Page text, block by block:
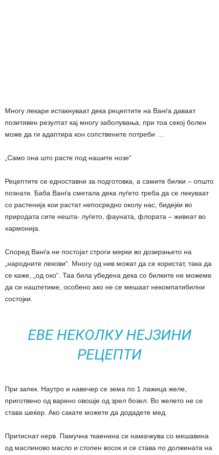
Многу лекари истакнуваат дека рецептите на Ванѓа даваат
позитивен резултат кај многу заболувања, при тоа секој болен
може да ги адаптира кон сопствените потреби …
„Само она што расте под нашите нозе“
Рецептите се едноставни за подготовка, а самите билки – општо
познати. Баба Ванѓа сметала дека луѓето треба да се лекуваат
со растенија кои растат непосредно околу нас, бидејќи во
природата сите нешта- луѓето, фауната, флората – живеат во
хармонија.
Според Ванѓа не постојат строги мерки во дозирањето на
„народните лекови“. Многу од нив можат да се користат, така да
се каже, „од око“. Таа била убедена дека со билките не можеме
да си наштетиме, особено ако не се мешаат некомпатибилни
состојки.
ЕВЕ НЕКОЛКУ НЕЈЗИНИ
РЕЦЕПТИ
При запек. Наутро и навечер се зема по 1 лажица желе,
приготвено од варено овошје од зрел бозел. Во желето не се
става шеќер. Ако сакате можете да додадете мед.
Притиснат нерв. Памучна ткаенина се намачкува со мешавина
од маслиново масло и стопен восок и се става по должината на